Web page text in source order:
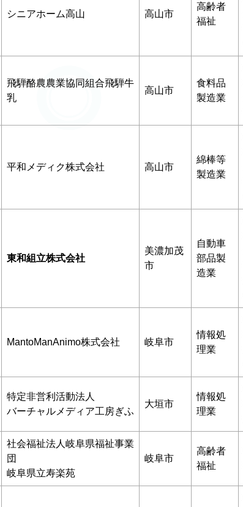
シニアホーム高山 高山市
高齢者
福祉
飛騨酪農農業協同組合飛騨牛
乳
高山市
食料品
製造業
平和メディク株式会社 高山市
綿棒等
製造業
東和組立株式会社
美濃加茂
市
自動車
部品製
造業
MantoManAnimo株式会社 岐阜市
情報処
理業
特定非営利活動法人
バーチャルメディア工房ぎふ
大垣市
情報処
理業
社会福祉法人岐阜県福祉事業
団
岐阜県立寿楽苑
岐阜市
高齢者
福祉